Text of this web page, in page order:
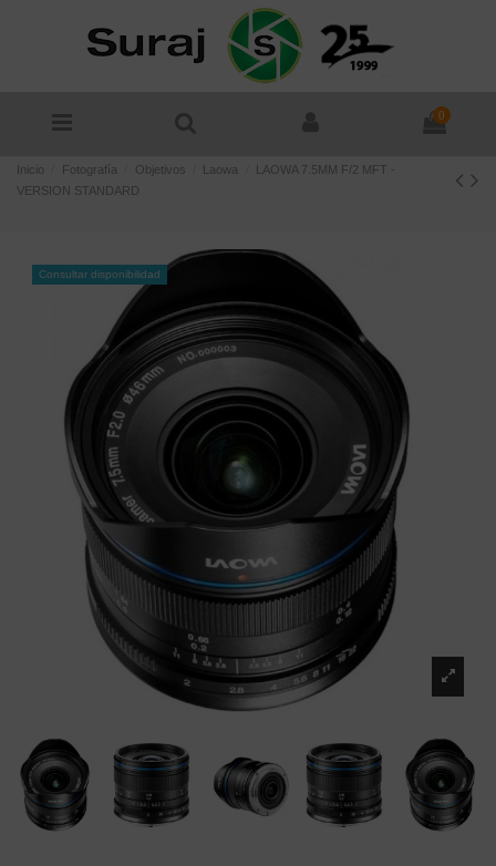
0
Inicio Fotografía Objetivos Laowa
LAOWA 7.5MM F/2 MFT -
VERSION STANDARD
Consultar disponibilidad